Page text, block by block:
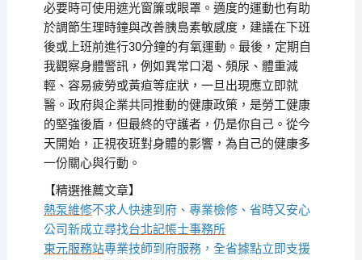
必要時可使用遮光窗簾或眼罩。適度的運動也有助
於調節生理時鐘與改善胰島素敏感度，建議在下班
後或上班前進行30分鐘的有氧運動。最後，定期自
我觀察身體警訊，例如異常口渴、頻尿、體重減
輕、容易疲勞或黃疸等症狀，一旦出現應立即就
醫。政府與企業共同推動的健康政策，是勞工健康
的堅強後盾，但最終的守護者，仍是你自己。從今
天開始，正視夜班對身體的影響，為自己的健康多
一份關心與行動。
【精選推薦文章】
熱泵維修不求人快速到府、專業檢修、省時又安心
公司新成立尋找台北記帳士事務所
東元服務站專業技師到府服務，全省據點立即支援